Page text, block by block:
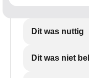
Dit was nuttig
Dit was niet